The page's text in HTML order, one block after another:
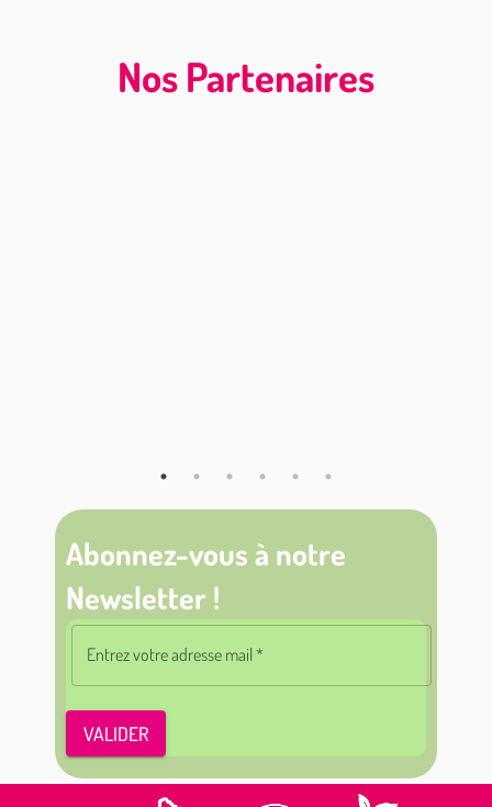
Nos Partenaires
Abonnez-vous à notre
Newsletter !
Entrez votre adresse mail*
VALIDER